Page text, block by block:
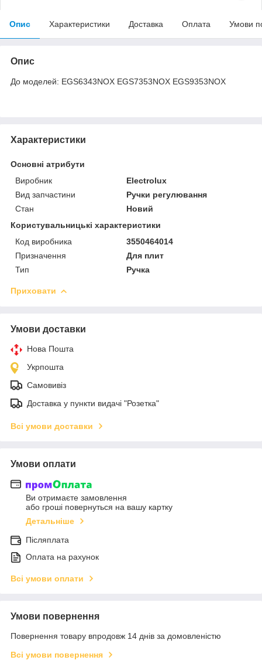
Опис Характеристики Доставка Оплата Умови
Опис
До моделей: EGS6343NOX EGS7353NOX EGS9353NOX
Характеристики
Основні атрибути
Виробник
Electrolux
Вид запчастини
Ручки регулювання
Стан
Новий
Користувальницькі характеристики
Код виробника
3550464014
Призначення
Для плит
Тип
Ручка
Приховати
Умови доставки
Нова Пошта
Укрпошта
Самовивіз
Доставка у пункти видачі "Розетка"
Всі умови доставки
Умови оплати
Ви отримаєте замовлення
або гроші повернуться на вашу картку
Детальніше
Післяплата
Оплата на рахунок
Всі умови оплати
Умови повернення
Повернення товару впродовж 14 днів за домовленістю
Всі умови повернення